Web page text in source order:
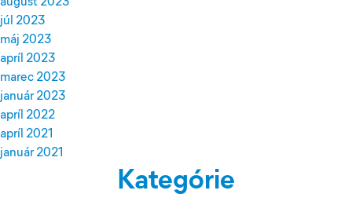
júl 2023
máj 2023
apríl 2023
marec 2023
január 2023
apríl 2022
apríl 2021
január 2021
Kategórie